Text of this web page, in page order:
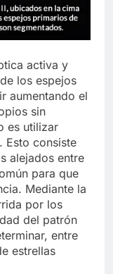
activa y
los espejos
aumentando el
sin
es utilizar
Esto consiste
alejados entre
para que
Mediante la
por los
del patrón
entre
estrellas